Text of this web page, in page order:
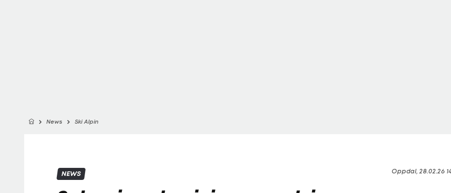
News Ski Alpin
Oppdal, 28.02.26
NEWS